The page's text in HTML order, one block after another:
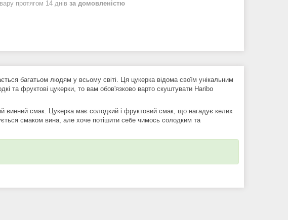
протягом 14 днів за домовленістю
багатьом людям у всьому світі. Ця цукерка відома своїм унікальним
та фруктові цукерки, то вам обов'язково варто скуштувати Haribo
винний смак. Цукерка має солодкий і фруктовий смак, що нагадує келих
смаком вина, але хоче потішити себе чимось солодким та